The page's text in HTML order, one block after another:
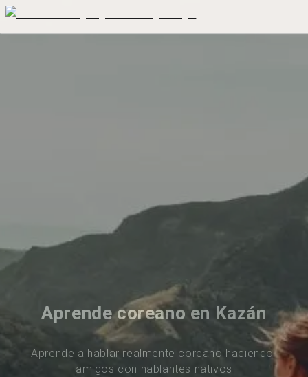
Aprende coreano en Kazán
Aprende a hablar realmente coreano haciendo
amigos con hablantes nativos